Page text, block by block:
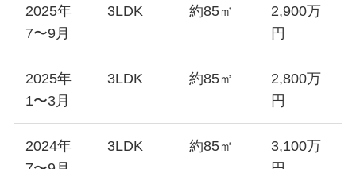
2025年
7〜9月
3LDK 約85㎡
2,900万
円
2025年
1〜3月
3LDK 約85㎡
2,800万
円
2024年
3LDK 約85㎡
3,100万